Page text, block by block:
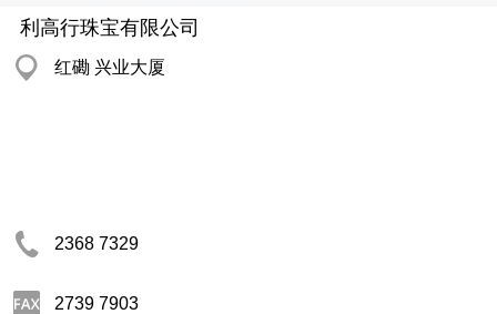
利高行珠宝有限公司
红磡 兴业大厦
2368 7329
2739 7903